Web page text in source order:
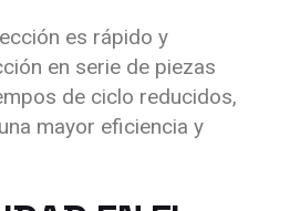
es rápido y
en serie de piezas
de ciclo reducidos,
mayor eficiencia y